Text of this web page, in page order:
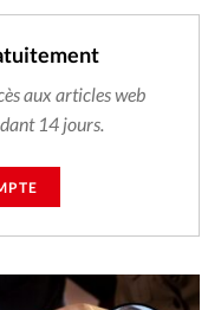
aux articles web
14 jours.